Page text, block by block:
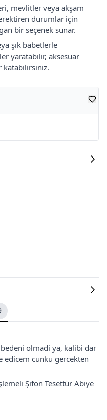
mevlitler veya akşam
durumlar için
bir seçenek sunar.
şık babetlerle
yaratabilir, aksesuar
katabilirsiniz.
olmadi ya, kalibi dar
edicem cunku gercekten
Şifon Tesettür Abiye